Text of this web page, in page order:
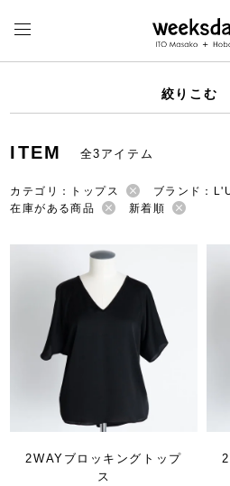
絞りこむ
ITEM 全3アイテム
カテゴリ：トップス
ブランド：
在庫がある商品
新着順
2WAYブロッキングトップ
ス